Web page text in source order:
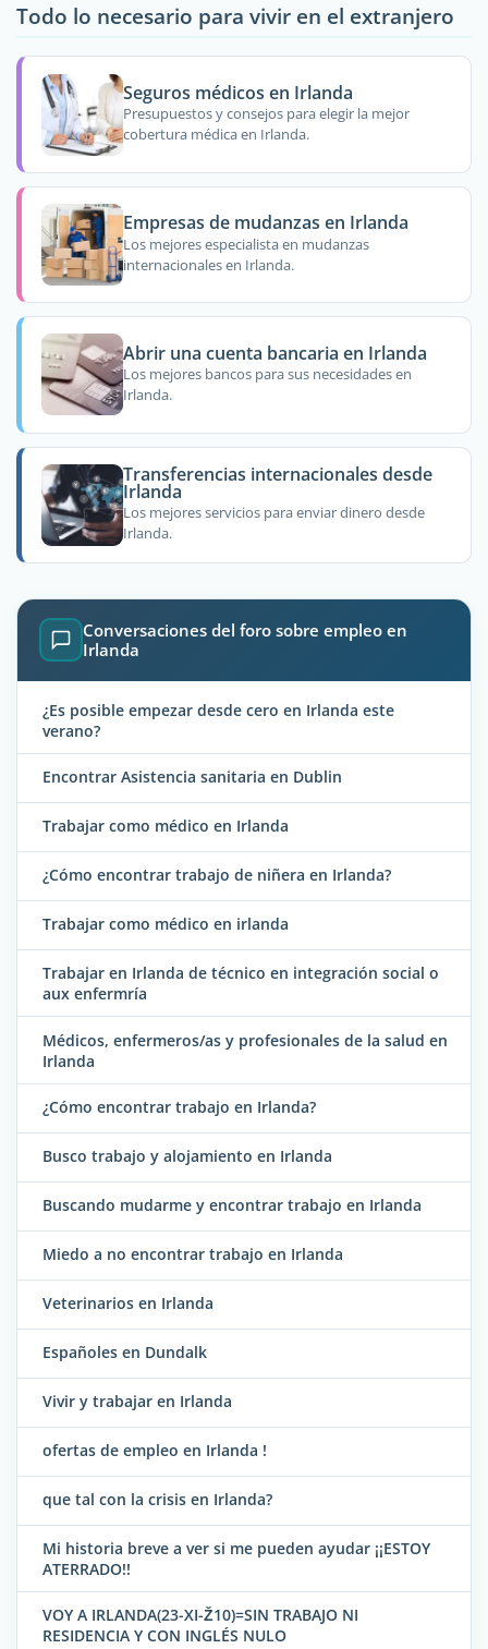
Todo lo necesario para vivir en el extranjero
Seguros médicos en Irlanda
Presupuestos y consejos para elegir la mejor
cobertura médica en Irlanda.
Empresas de mudanzas en Irlanda
Los mejores especialista en mudanzas
internacionales en Irlanda.
Abrir una cuenta bancaria en Irlanda
Los mejores bancos para sus necesidades en
Irlanda.
Transferencias internacionales desde
Irlanda
Los mejores servicios para enviar dinero desde
Irlanda.
Conversaciones del foro sobre empleo en
Irlanda
¿Es posible empezar desde cero en Irlanda este
verano?
Encontrar Asistencia sanitaria en Dublin
Trabajar como médico en Irlanda
¿Cómo encontrar trabajo de niñera en Irlanda?
Trabajar como médico en irlanda
Trabajar en Irlanda de técnico en integración social o
aux enfermría
Médicos, enfermeros/as y profesionales de la salud en
Irlanda
¿Cómo encontrar trabajo en Irlanda?
Busco trabajo y alojamiento en Irlanda
Buscando mudarme y encontrar trabajo en Irlanda
Miedo a no encontrar trabajo en Irlanda
Veterinarios en Irlanda
Españoles en Dundalk
Vivir y trabajar en Irlanda
ofertas de empleo en Irlanda !
que tal con la crisis en Irlanda?
Mi historia breve a ver si me pueden ayudar ¡¡ESTOY
ATERRADO!!
VOY A IRLANDA(23-XI-Ž10)=SIN TRABAJO NI
RESIDENCIA Y CON INGLÉS NULO